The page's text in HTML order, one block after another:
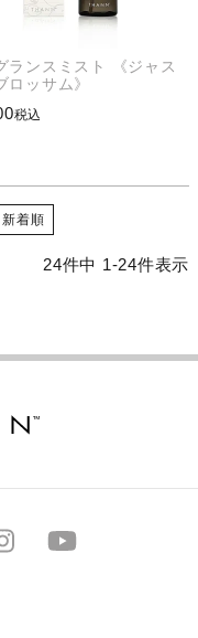
ランスミスト 《ジャス
ロッサム》
税込
新着順
24件中 1-24件表示